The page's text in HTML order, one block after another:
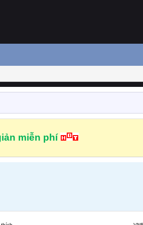
miễn phí